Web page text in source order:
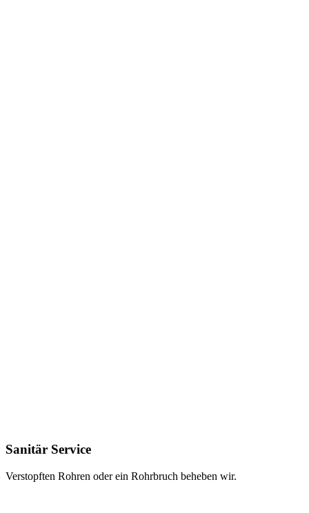
Sanitär Service
Verstopften Rohren oder ein Rohrbruch beheben wir.